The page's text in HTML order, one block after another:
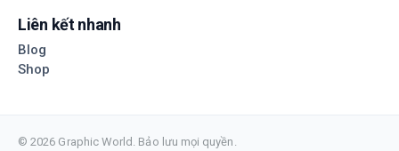
Liên kết nhanh
Blog
Shop
© 2026 Graphic World. Bảo lưu mọi quyền.